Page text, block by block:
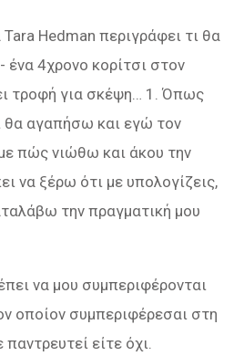
Hedman περιγράφει τι θα
ένα 4χρονο κορίτσι στον
τροφή για σκέψη… 1. Όπως
θα αγαπήσω και εγώ τον
πώς νιώθω και άκου την
να ξέρω ότι με υπολογίζεις,
την πραγματική μου
να μου συμπεριφέρονται
οποίον συμπεριφέρεσαι στη
είτε όχι.